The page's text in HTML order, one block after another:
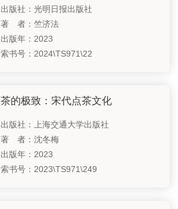
出版社：光明日报出版社
著 者：竺济法
出版年：2023
索书号：2024\TS971\22
茶的极致：宋代点茶文化
出版社：上海交通大学出版社
著 者：沈冬梅
出版年：2023
索书号：2023\TS971\249